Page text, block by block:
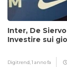
Inter, De
Investire sui
Digitrend,1 anno fa